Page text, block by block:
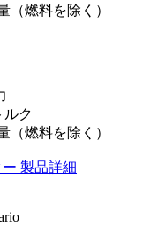
（燃料を除く）
ルク
（燃料を除く）
製品詳細